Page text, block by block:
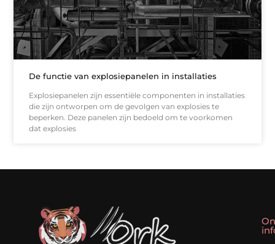
De functie van explosiepanelen in installaties
Explosiepanelen zijn essentiële componenten in installaties
die zijn ontworpen om de gevolgen van explosies te
beperken. Deze panelen zijn bedoeld om te voorkomen
dat explosies